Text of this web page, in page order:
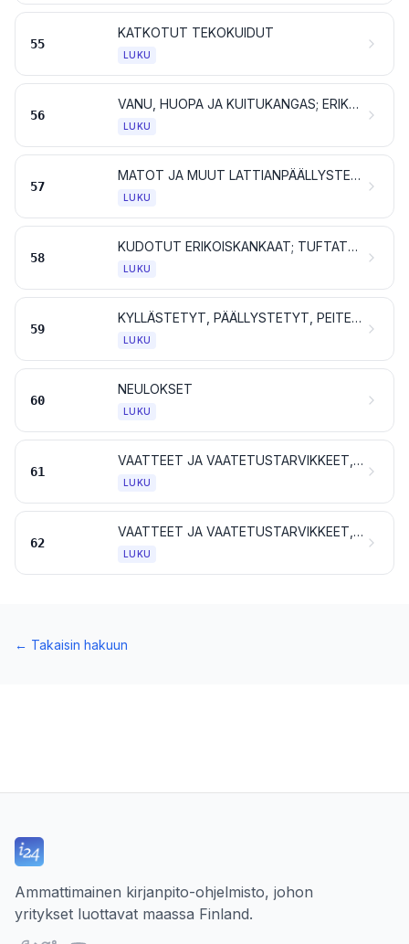
55
KATKOTUT TEKOKUIDUT
LUKU
56
VANU, HUOPA JA KUITUKANGAS; ERIKOISLANGAT; SIDE- JA PURJELANKA, NUORA JA KÖYSI SEKÄ NIISTÄ VALMISTETUT TAVARAT
LUKU
57
MATOT JA MUUT LATTIANPÄÄLLYSTEET TEKSTIILIAINETTA
LUKU
58
KUDOTUT ERIKOISKANKAAT; TUFTATUT TEKSTIILIKANKAAT; PITSIT; KUVAKUDOKSET; KORISTEPUNOKSET; KORUOMPELUKSET
LUKU
59
KYLLÄSTETYT, PÄÄLLYSTETYT, PEITETYT TAI KERROSTETUT TEKSTIILIKANKAAT; TEKSTIILITAVARAT, JOLLAISET SOVELTUVAT TEKNISIIN TARKOITUKSIIN
LUKU
60
NEULOKSET
LUKU
61
VAATTEET JA VAATETUSTARVIKKEET, NEULOSTA
LUKU
62
VAATTEET JA VAATETUSTARVIKKEET, MUUTA KUIN NEULOSTA
LUKU
← Takaisin hakuun
Ammattimainen kirjanpito-ohjelmisto, johon
yritykset luottavat maassa Finland.